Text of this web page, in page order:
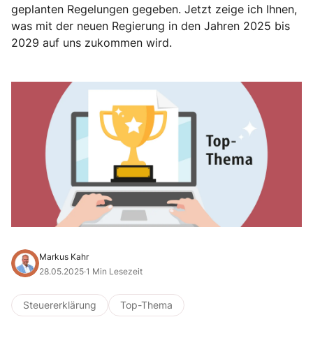
geplanten Regelungen gegeben. Jetzt zeige ich Ihnen,
was mit der neuen Regierung in den Jahren 2025 bis
2029 auf uns zukommen wird.
Markus Kahr
28.05.2025·1 Min Lesezeit
Steuererklärung Top-Thema